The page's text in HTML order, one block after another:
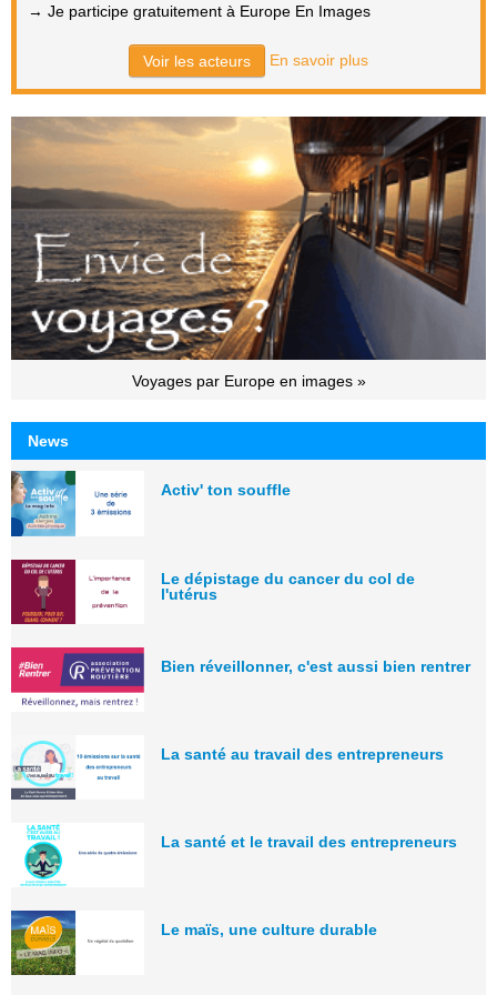
→ Je participe gratuitement à Europe En Images
Voir les acteurs En savoir plus
Voyages par Europe en images »
News
Activ' ton souffle
Le dépistage du cancer du col de
l'utérus
Bien réveillonner, c'est aussi bien rentrer
La santé au travail des entrepreneurs
La santé et le travail des entrepreneurs
Le maïs, une culture durable